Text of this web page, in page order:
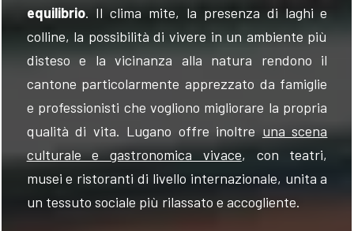
equilibrio. Il clima mite, la presenza di laghi e
colline, la possibilità di vivere in un ambiente più
disteso e la vicinanza alla natura rendono il
cantone particolarmente apprezzato da famiglie
e professionisti che vogliono migliorare la propria
qualità di vita. Lugano offre inoltre una scena
culturale e gastronomica vivace, con teatri,
musei e ristoranti di livello internazionale, unita a
un tessuto sociale più rilassato e accogliente.